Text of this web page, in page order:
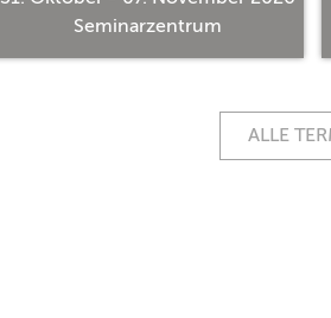
Seminarzentrum
ALLE